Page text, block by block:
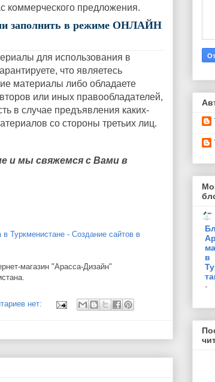
коммерческого предложения.
заполнить в режиме ОНЛАЙН
для использования в
что являетесь
материалы либо обладаете
или иных правообладателей,
в случае предъявления каких-
со стороны третьих лиц.
и мы свяжемся с Вами в
Туркменистане - Создание сайтов в
магазин "Арасса-Дизайн"
нет:
в
-